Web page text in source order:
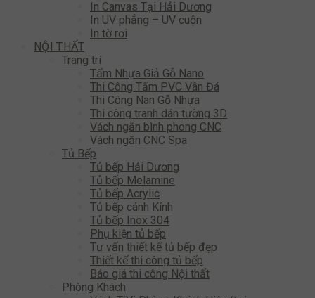
In Canvas Tại Hải Dương
In UV phẳng – UV cuộn
In tờ rơi
NỘI THẤT
Trang trí
Tấm Nhựa Giả Gỗ Nano
Thi Công Tấm PVC Vân Đá
Thi Công Nan Gỗ Nhựa
Thi công tranh dán tường 3D
Vách ngăn bình phong CNC
Vách ngăn CNC Spa
Tủ Bếp
Tủ bếp Hải Dương
Tủ bếp Melamine
Tủ bếp Acrylic
Tủ bếp cánh Kính
Tủ bếp Inox 304
Phụ kiện tủ bếp
Tư vấn thiết kế tủ bếp đẹp
Thiết kế thi công tủ bếp
Báo giá thi công Nội thất
Phòng Khách